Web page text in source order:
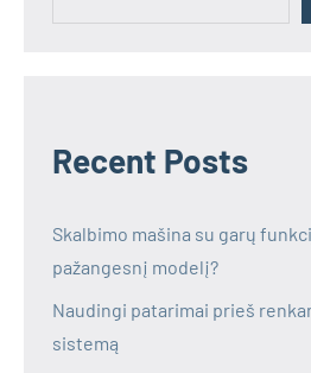
Recent Posts
Skalbimo mašina su garų
pažangesnį modelį?
Naudingi patarimai prieš
sistemą